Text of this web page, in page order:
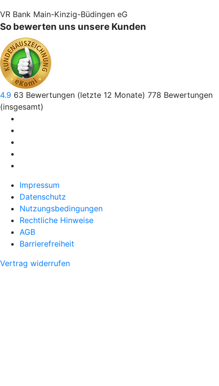
VR Bank Main-Kinzig-Büdingen eG
So bewerten uns unsere Kunden
4.9 63 Bewertungen (letzte 12 Monate) 778 Bewertungen
(insgesamt)
Impressum
Datenschutz
Nutzungsbedingungen
Rechtliche Hinweise
AGB
Barrierefreiheit
Vertrag widerrufen